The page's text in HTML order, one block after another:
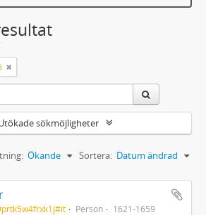
sökmöjligheter
Sortera: Datum ändrad
Ökande
Person 1621-1659